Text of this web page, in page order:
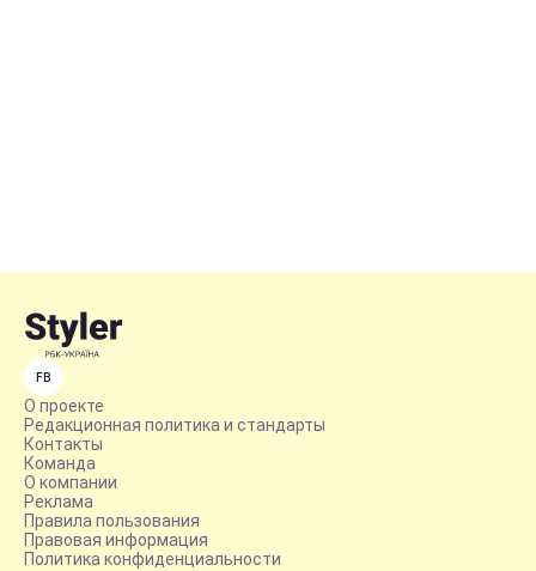
FB
О проекте
Редакционная политика и стандарты
Контакты
Команда
О компании
Реклама
Правила пользования
Правовая информация
Политика конфиденциальности